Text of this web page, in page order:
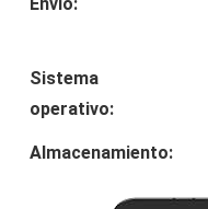
Sistema
operativo:
Almacenamiento: